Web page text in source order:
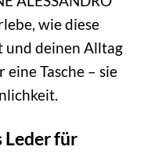
wie diese
und deinen Alltag
Tasche – sie
Leder für